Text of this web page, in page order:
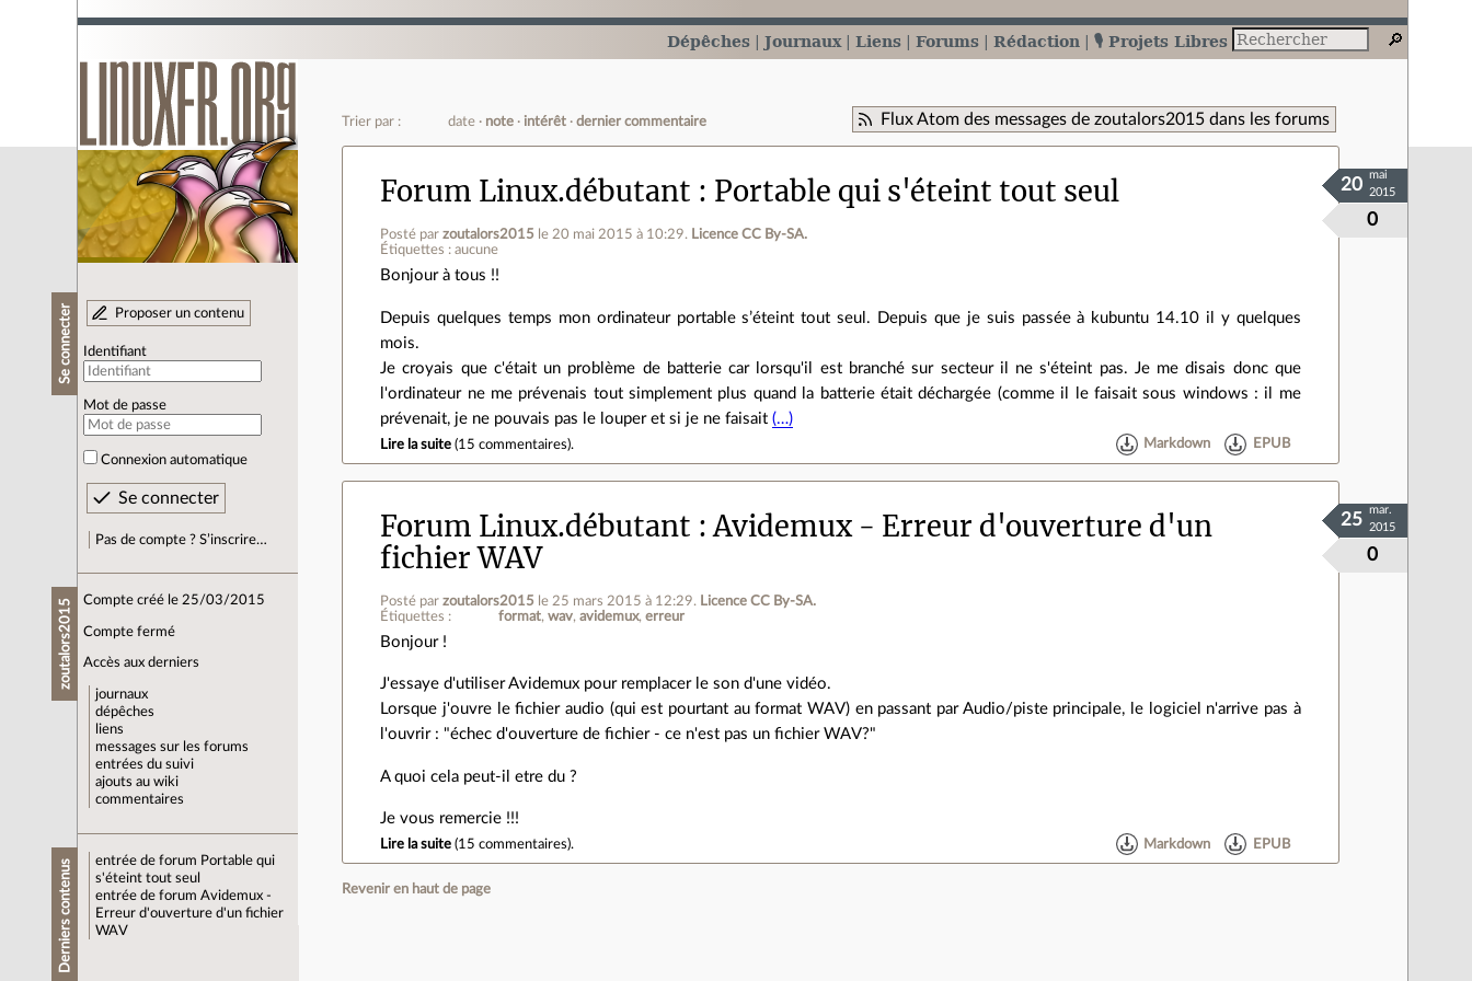
Dépêches Journaux Liens Forums Rédaction 🎙️ Projets Libres
Se connecter Proposer un contenu
Identifiant
Mot de passe
Connexion automatique
Pas de compte ? S’inscrire…
zoutalors2015 Compte créé le 25/03/2015
Compte fermé
Accès aux derniers
journaux
dépêches
liens
messages sur les forums
entrées du suivi
ajouts au wiki
commentaires
Derniers contenus entrée de forum Portable qui
s'éteint tout seul
entrée de forum Avidemux -
Erreur d'ouverture d'un fichier
WAV
Flux Atom des messages de zoutalors2015 dans les forums
Trier par : date note intérêt dernier commentaire
Forum Linux.débutant Portable qui s'éteint tout seul
Posté parzoutalors2015 le 20 mai 2015 à 10:29. Licence CC By‑SA.
Étiquettes : aucune
0
20
mai
2015
Bonjour à tous !!
Depuis quelques temps mon ordinateur portable s’éteint tout seul. Depuis que je suis passée à kubuntu 14.10 il y quelques
mois.
Je croyais que c'était un problème de batterie car lorsqu'il est branché sur secteur il ne s'éteint pas. Je me disais donc que
l'ordinateur ne me prévenais tout simplement plus quand la batterie était déchargée (comme il le faisait sous windows : il me
prévenait, je ne pouvais pas le louper et si je ne faisait(…)
Lire la suite (15 commentaires). Markdown EPUB
Forum Linux.débutant
Avidemux - Erreur d'ouverture d'un
fichier WAV
Posté parzoutalors2015 le 25 mars 2015 à 12:29. Licence CC By‑SA.
Étiquettes :
format wav avidemux erreur
0
25
mar.
2015
Bonjour !
J'essaye d'utiliser Avidemux pour remplacer le son d'une vidéo.
Lorsque j'ouvre le fichier audio (qui est pourtant au format WAV) en passant par Audio/piste principale, le logiciel n'arrive pas à
l'ouvrir : "échec d'ouverture de fichier - ce n'est pas un fichier WAV?"
A quoi cela peut-il etre du ?
Je vous remercie !!!
Lire la suite (15 commentaires). Markdown EPUB
Revenir en haut de page